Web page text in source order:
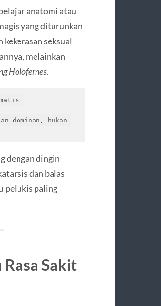
anatomi atau
yang diturunkan
seksual
melainkan
Holofernes.
dominan, bukan
dengan dingin
dan balas
pelukis paling
Sakit